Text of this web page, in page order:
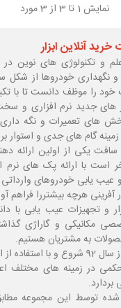
نمایش 1 تا 3 از 3 مورد
آنلاین ابزار
و تکنولوژی های نوین
و نگهداری خودروها از
را موظف دانست تا با
های جدید نرم افزاری و سخت
های تعمیرات و نگه
گام های جدی و استوار
یکی از اولین ارائه
است با ارائه پک های
یابی خودروهای
آفرینی هرچه بیشتررا فراهم
و تجهیزات عیب یابی با
مکانیکی و گاراژی
به مشتریان هستیم.
فعالیت این مجموعه از سال 92 شروع
در زمینه های مختلف
شده توسط این مجموعه